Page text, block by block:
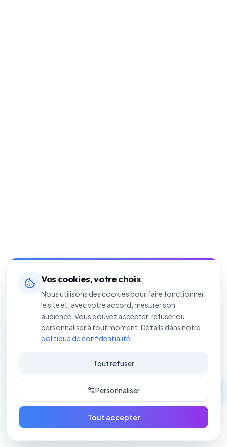
Vos cookies, votre choix
Nous utilisons des cookies pour faire fonctionner
le site et, avec votre accord, mesurer son
audience. Vous pouvez accepter, refuser ou
personnaliser à tout moment. Détails dans notre
politique de confidentialité
Tout refuser
Personnaliser
Tout accepter